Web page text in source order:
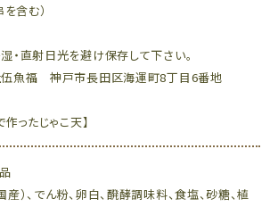
含む）
・直射日光を避け保存して下さい。
魚福 神戸市長田区海運町8丁目6番地
作ったじゃこ天】
）、でん粉、卵白、醗酵調味料、食塩、砂糖、植